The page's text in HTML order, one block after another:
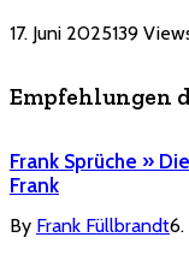
17. Juni 2025139
Empfehlungen
Frank Sprüche »
Frank
By Frank Füllbrandt